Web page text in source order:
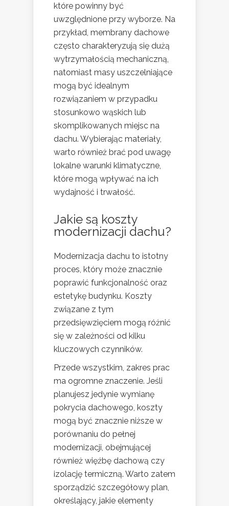
które powinny być
uwzględnione przy wyborze. Na
przykład, membrany dachowe
często charakteryzują się dużą
wytrzymałością mechaniczną,
natomiast masy uszczelniające
mogą być idealnym
rozwiązaniem w przypadku
stosunkowo wąskich lub
skomplikowanych miejsc na
dachu. Wybierając materiały,
warto również brać pod uwagę
lokalne warunki klimatyczne,
które mogą wpływać na ich
wydajność i trwałość.
Jakie są koszty
modernizacji dachu?
Modernizacja dachu to istotny
proces, który może znacznie
poprawić funkcjonalność oraz
estetykę budynku. Koszty
związane z tym
przedsięwzięciem mogą różnić
się w zależności od kilku
kluczowych czynników.
Przede wszystkim, zakres prac
ma ogromne znaczenie. Jeśli
planujesz jedynie wymianę
pokrycia dachowego, koszty
mogą być znacznie niższe w
porównaniu do pełnej
modernizacji, obejmującej
również więźbę dachową czy
izolację termiczną. Warto zatem
sporządzić szczegółowy plan,
określający, jakie elementy